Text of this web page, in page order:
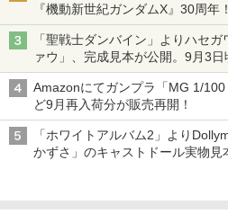
『機動新世紀ガンダムX』30周年
変形機構まで再現し最新フォーマ
「聖戦士ダンバイン」よりハセ
ァウ」、完成見本が公開。9月3日
Amazonにてガンプラ「MG 1/
ど9月再入荷分が販売再開！
「ホワイトアルバム2」より
かずさ」のキャストドール実物見